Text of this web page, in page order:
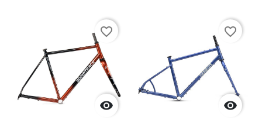

favorite_border

favorite_border